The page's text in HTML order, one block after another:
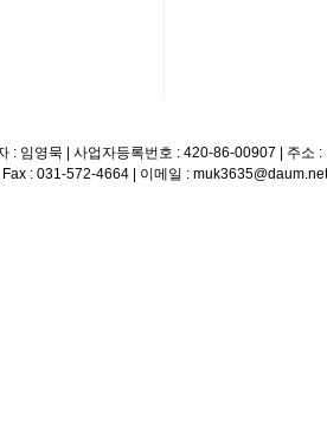
: 임영묵 | 사업자등록번호 : 420-86-00907 | 주소
: 031-572-4664 | 이메일 : muk3635@daum.net